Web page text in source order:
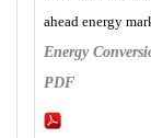
ahead energy
Energy
PDF